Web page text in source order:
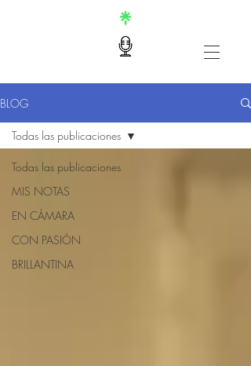
BLOG
Todas las publicaciones
MIS NOTAS
EN CÁMARA
CON PASIÓN
BRILLANTINA
Todas las publicaciones